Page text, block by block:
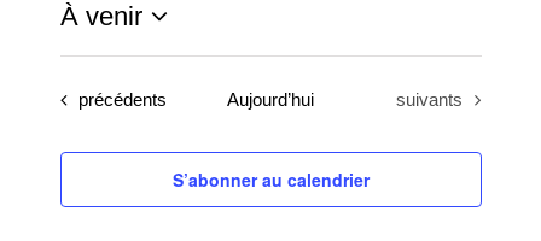
À venir
Sélectionnez
uneÉvènements
précédents Aujourd’hui Évènements
suivants
S’abonner au calendrier